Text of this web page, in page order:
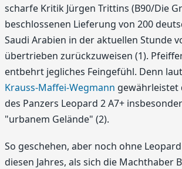
scharfe Kritik Jürgen Trittins (B90/Die
beschlossenen Lieferung von 200
Saudi Arabien in der aktuellen Stunde
übertrieben zurückzuweisen (1).
entbehrt jegliches Feingefühl. Denn
Krauss-Maffei-Wegmann gewährleistet
des Panzers Leopard 2 A7+
"urbanem Gelände" (2).
So geschehen, aber noch ohne Leopard
diesen Jahres, als sich die Machthaber